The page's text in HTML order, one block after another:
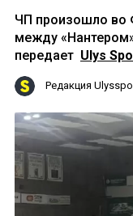
ЧП произошло во
между
передает Ulys
Редакция